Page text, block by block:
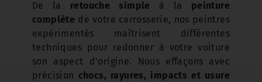
De la retouche simple à la peinture
complète de votre carrosserie, nos peintres
expérimentés maîtrisent différentes
techniques pour redonner à votre voiture
son aspect d'origine. Nous effaçons avec
précision chocs, rayures, impacts et usure